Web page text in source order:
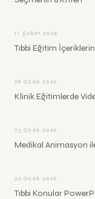
11 Şubat 2026
Tıbbi Eğitim
28 Ocak 2026
Klinik Eğitimlerde
23 Ocak 2026
Medikal Animasyon
22 Ocak 2026
Tıbbi Konular